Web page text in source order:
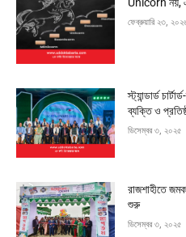
ফেব্রুয়ারি ২৩,
স্ট্যান্ডার্ড
ব্যক্তি ও
ডিসেম্বর ৩, ২০২৫
রাজশাহীতে
শুরু
ডিসেম্বর ৩, ২০২৫